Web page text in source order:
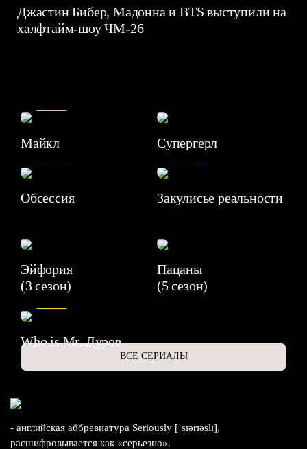
Джастин Бибер, Мадонна и BTS выступили на
халфтайм-шоу ЧМ-26
Майкл Супергерл
8.2
Обсессия
7.1
Закулисье реальности
Эйфория
(3 сезон)
Пацаны
(5 сезон)
Who is Mr. Дуров
ВСЕ СЕРИАЛЫ
- английская аббревиатура Seriously [ˈsɪərɪəslɪ],
расшифровывается как «серьезно».